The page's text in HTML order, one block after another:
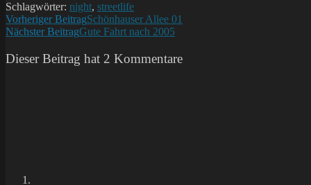
Schlagwörter: night, streetlife
Weitere
Artikel
ansehen
Vorheriger BeitragSchönhauser Allee 01
Nächster BeitragGute Fahrt nach 2005
Dieser Beitrag hat 2 Kommentare